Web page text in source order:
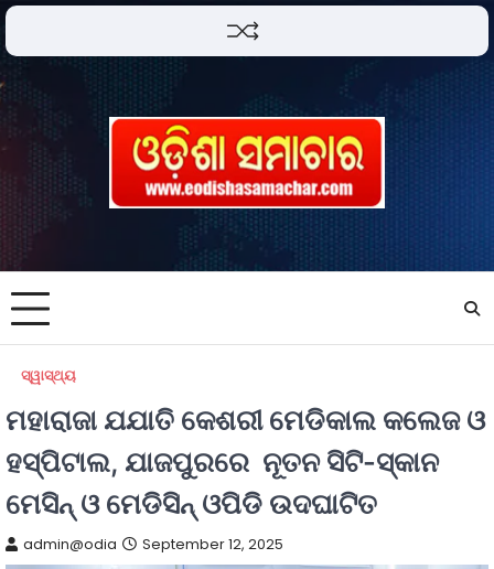
ସ୍ୱାସ୍ଥ୍ୟ
ମହାରାଜା ଯଯାତି କେଶରୀ ମେଡିକାଲ କଲେଜ ଓ
ହସ୍ପିଟାଲ, ଯାଜପୁରରେ ନୂତନ ସିଟି-ସ୍କାନ
ମେସିନ୍ ଓ ମେଡିସିନ୍ ଓପିଡି ଉଦଘାଟିତ
admin@odia September 12, 2025